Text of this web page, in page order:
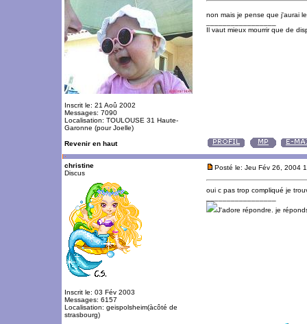
Inscrit le: 21 Aoû 2002
Messages: 7090
Localisation: TOULOUSE 31 Haute-
Garonne (pour Joelle)
non mais je pense que j'aurai
Il vaut mieux mourrir que de
Revenir en haut
christine
Discus
Inscrit le: 03 Fév 2003
Messages: 6157
Localisation: geispolsheim(àcôté de
strasbourg)
Posté le: Jeu Fév 26, 2004
oui c pas trop compliqué je
J'adore répondre. je